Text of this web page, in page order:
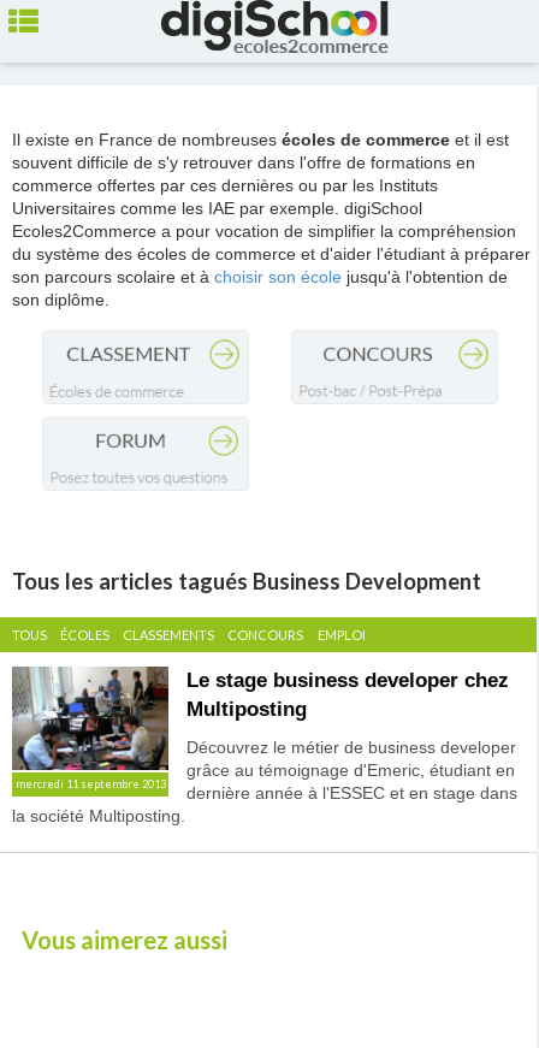
Il existe en France de nombreuses écoles de commerce et il est
souvent difficile de s'y retrouver dans l'offre de formations en
commerce offertes par ces dernières ou par les Instituts
Universitaires comme les IAE par exemple. digiSchool
Ecoles2Commerce a pour vocation de simplifier la compréhension
du système des écoles de commerce et d'aider l'étudiant à préparer
son parcours scolaire et à choisir son école jusqu'à l'obtention de
son diplôme.
Tous les articles tagués Business Development
TOUS ÉCOLES CLASSEMENTS CONCOURS EMPLOI
mercredi 11 septembre 2013
Le stage business developer chez
Multiposting
Découvrez le métier de business developer
grâce au témoignage d'Emeric, étudiant en
dernière année à l'ESSEC et en stage dans
la société Multiposting.
Vous aimerez aussi